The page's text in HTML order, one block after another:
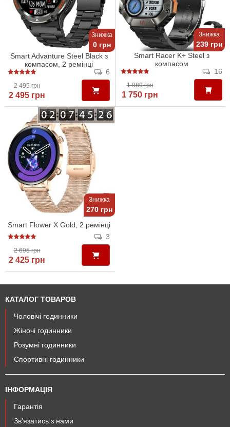
Знижка
0 грн
Smart Advanture Steel Black з
компасом, 2 ремінці
6
2 495 грн
2 495 грн
Знижка
239 грн
Smart Racer K+ Steel з
компасом
16
1 989 грн
1 750 грн
Знижка
270 грн
Smart Flower X Gold, 2 ремінці
3
2 695 грн
2 425 грн
КАТАЛОГ ТОВАРОВ
Чоловічі годинники
Жіночі годинники
Розумні годинники
Спортивні годинники
ІНФОРМАЦІЯ
Гарантія
Зв'язатись з нами